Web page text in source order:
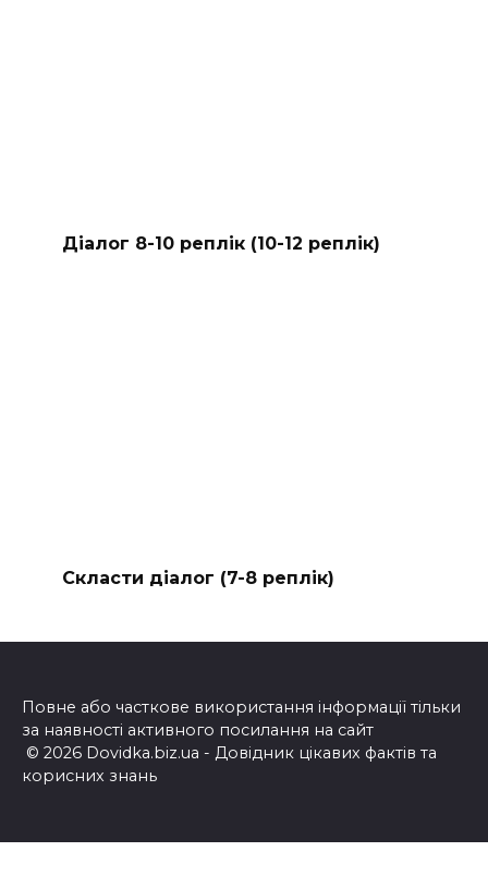
Діалог 8-10 реплік (10-12 реплік)
Скласти діалог (7-8 реплік)
Повне або часткове використання інформації тільки
за наявності активного посилання на сайт
© 2026 Dovidka.biz.ua - Довідник цікавих фактів та
корисних знань